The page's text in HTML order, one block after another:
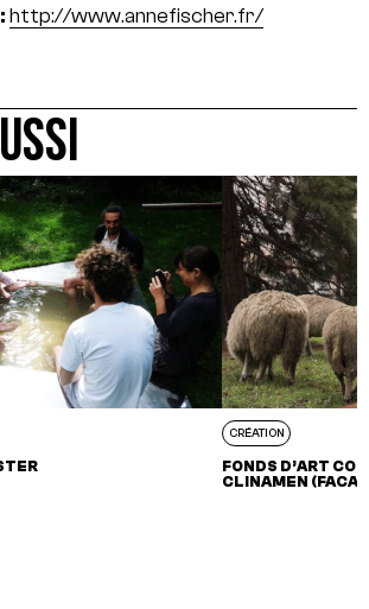
http://www.annefischer.fr/
CRÉATION
FONDS D’ART
CLINAMEN